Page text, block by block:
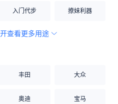
入门代步 撩妹利器
空间宽敞
查看更多用途
丰田 大众
奥迪 宝马